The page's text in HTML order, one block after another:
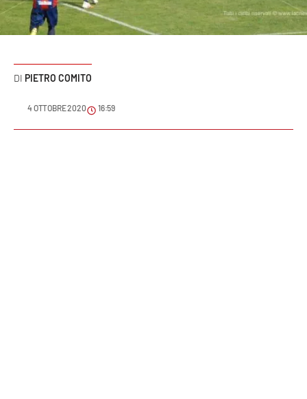
Sanità
Cultura
Podcast
PIETRO COMITO
4 OTTOBRE 2020 16:59